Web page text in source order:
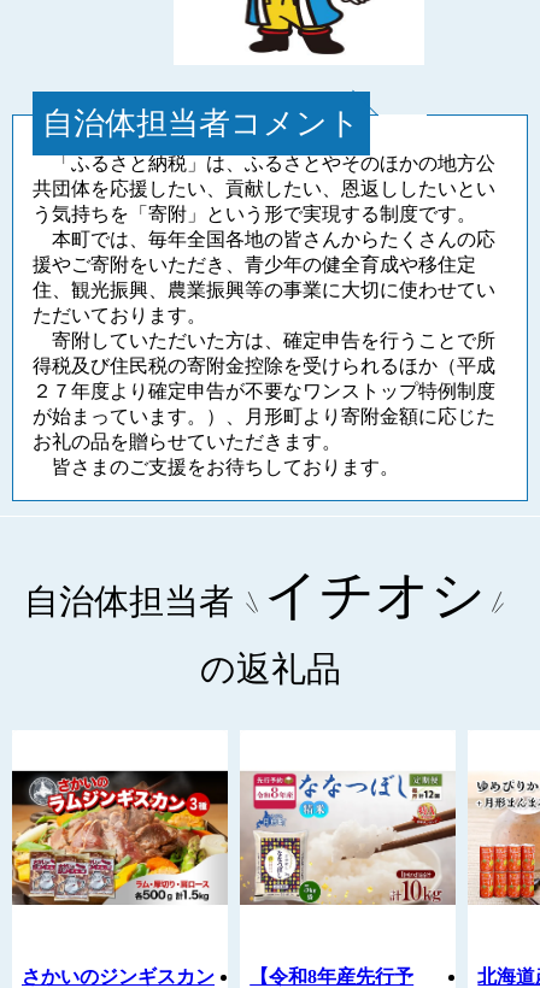
自治体担当者コメント
「ふるさと納税」は、ふるさとやそのほかの地方公
共団体を応援したい、貢献したい、恩返ししたいとい
う気持ちを「寄附」という形で実現する制度です。
本町では、毎年全国各地の皆さんからたくさんの応
援やご寄附をいただき、青少年の健全育成や移住定
住、観光振興、農業振興等の事業に大切に使わせてい
ただいております。
寄附していただいた方は、確定申告を行うことで所
得税及び住民税の寄附金控除を受けられるほか（平成
２７年度より確定申告が不要なワンストップ特例制度
が始まっています。）、月形町より寄附金額に応じた
お礼の品を贈らせていただきます。
皆さまのご支援をお待ちしております。
自治体担当者 イチオシ
の返礼品
さかいのジンギスカン
【令和8年産先行予
北海道